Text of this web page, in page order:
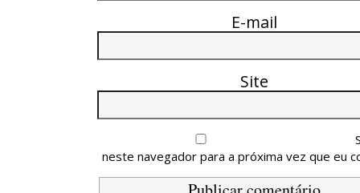
E-mail
Site
neste navegador para a próxima vez que eu